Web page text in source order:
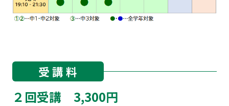
受 講 料
２回受講 3,300円